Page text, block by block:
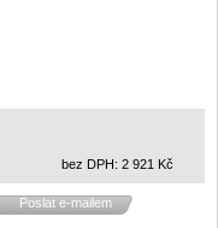
bez DPH: 2 921 Kč
Poslat e-mailem